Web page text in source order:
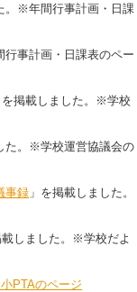
。※年間行事計画・日課
事計画・日課表のペー
を掲載しました。※学校
た。※学校運営協議会の
事録 」を掲載しました。
載しました。※学校だよ
PTAのページ